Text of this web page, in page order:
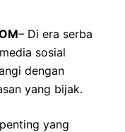
– Di era serba
sosial
dengan
yang bijak.
yang